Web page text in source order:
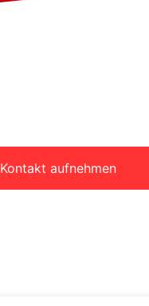
Kontakt aufnehmen